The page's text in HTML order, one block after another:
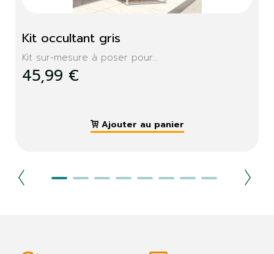
Kit occultant gris
Kit sur-mesure à poser pour...
45,99 €
Ajouter au panier